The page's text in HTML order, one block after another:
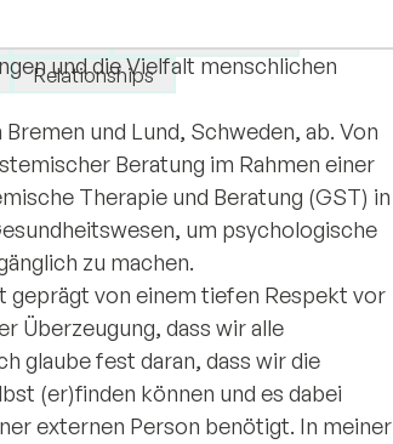
Relationships
und die Vielfalt menschlichen
und Lund, Schweden, ab. Von
Beratung im Rahmen einer
Therapie und Beratung (GST) in
um psychologische
zu machen.
geprägt von einem tiefen Respekt vor
Überzeugung, dass wir alle
glaube fest daran, dass wir die
(er)finden können und es dabei
externen Person benötigt. In meiner